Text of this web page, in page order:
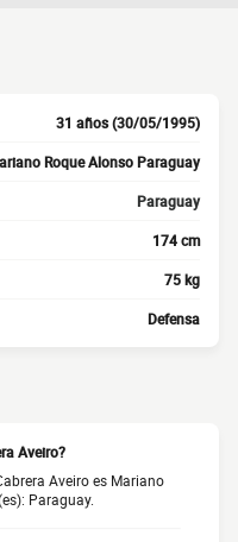
31 años (30/05/1995)
Roque Alonso Paraguay
Paraguay
174 cm
75 kg
Defensa
Aveiro?
Aveiro es Mariano
Paraguay.